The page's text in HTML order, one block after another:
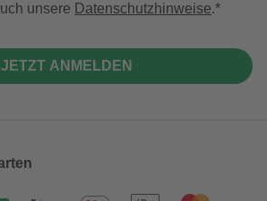
unsere Datenschutzhinweise.
JETZT ANMELDEN